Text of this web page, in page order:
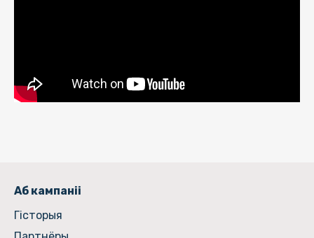
Аб кампаніі
Гiсторыя